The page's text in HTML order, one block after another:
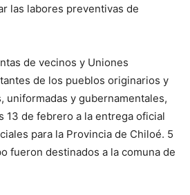
las labores preventivas de
de vecinos y Uniones
de los pueblos originarios y
uniformadas y gubernamentales,
13 de febrero a la entrega oficial
para la Provincia de Chiloé. 5
fueron destinados a la comuna de